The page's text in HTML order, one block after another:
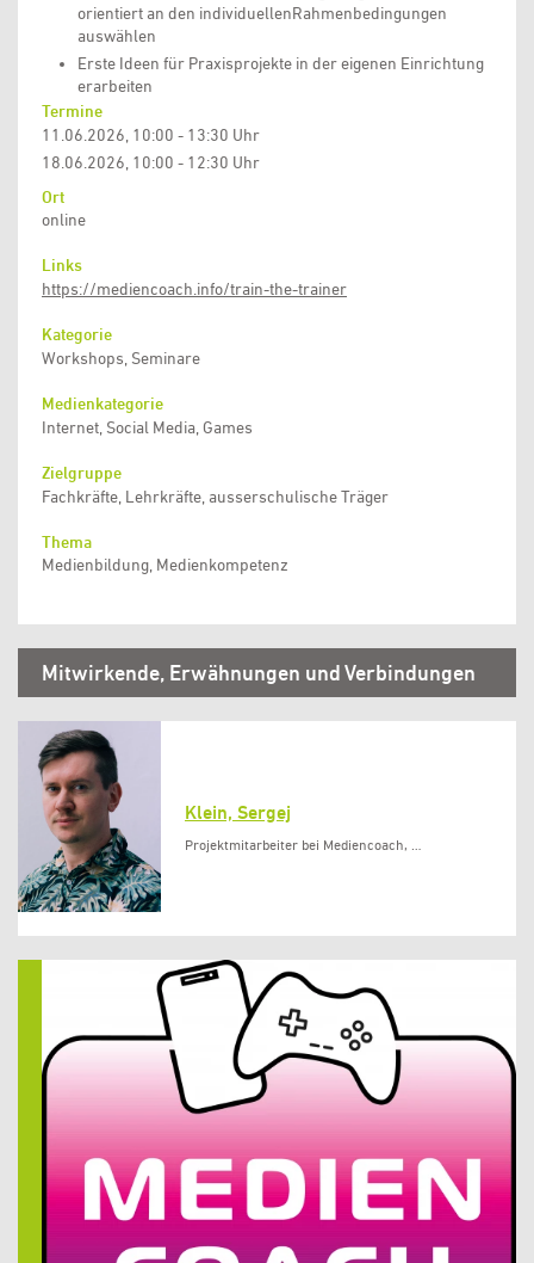
orientiert an den individuellenRahmenbedingungen
auswählen
Erste Ideen für Praxisprojekte in der eigenen Einrichtung
erarbeiten
Termine
11.06.2026, 10:00 - 13:30 Uhr
18.06.2026, 10:00 - 12:30 Uhr
Ort
online
Links
https://mediencoach.info/train-the-trainer
Kategorie
Workshops, Seminare
Medienkategorie
Internet, Social Media, Games
Zielgruppe
Fachkräfte, Lehrkräfte, ausserschulische Träger
Thema
Medienbildung, Medienkompetenz
Mitwirkende, Erwähnungen und Verbindungen
Klein, Sergej
Projektmitarbeiter bei Mediencoach, …